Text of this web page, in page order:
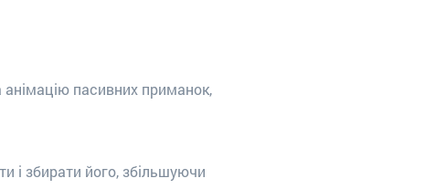
пасивних приманок,
і збирати його, збільшуючи